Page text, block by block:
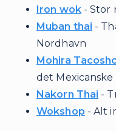
Iron wok- Stor
Muban thai -
Nordhavn
Mohira
det Mexicanske
Nakorn Thai -
Wokshop - Alt